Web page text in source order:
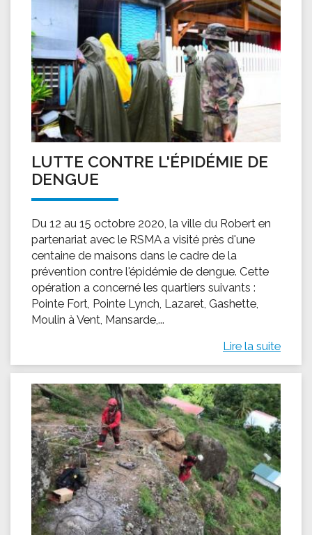
LUTTE CONTRE L'ÉPIDÉMIE DE
DENGUE
Du 12 au 15 octobre 2020, la ville du Robert en
partenariat avec le RSMA a visité près d'une
centaine de maisons dans le cadre de la
prévention contre l'épidémie de dengue. Cette
opération a concerné les quartiers suivants :
Pointe Fort, Pointe Lynch, Lazaret, Gashette,
Moulin à Vent, Mansarde,...
Lire la suite